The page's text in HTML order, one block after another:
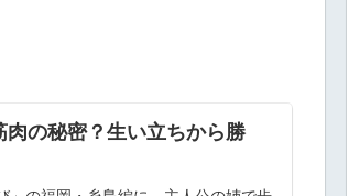
の秘密？生い立ちから勝